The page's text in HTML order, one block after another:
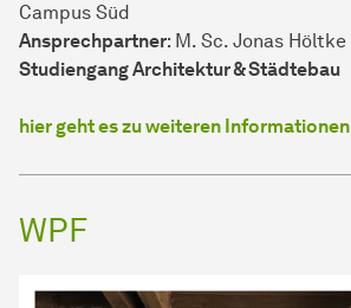
Campus Süd
Ansprechpartner: M. Sc. Jonas Höltke
Studiengang Architektur & Städtebau
hier geht es zu weiteren Informationen
WPF